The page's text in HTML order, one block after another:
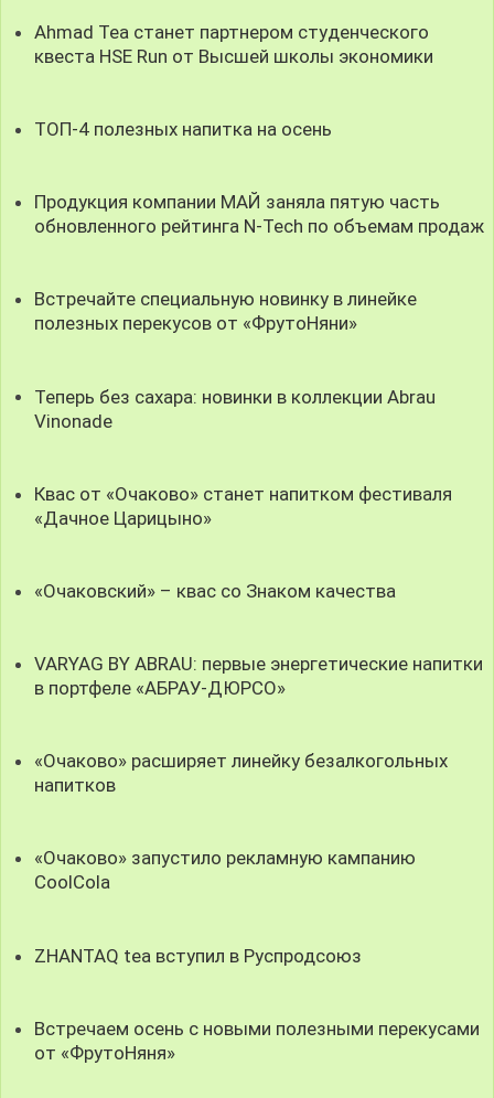
Ahmad Tea станет партнером студенческого
квеста HSE Run от Высшей школы экономики
ТОП-4 полезных напитка на осень
Продукция компании МАЙ заняла пятую часть
обновленного рейтинга N-Tech по объемам продаж
Встречайте специальную новинку в линейке
полезных перекусов от «ФрутоНяни»
Теперь без сахара: новинки в коллекции Abrau
Vinonade
Квас от «Очаково» станет напитком фестиваля
«Дачное Царицыно»
«Очаковский» – квас со Знаком качества
VARYAG BY ABRAU: первые энергетические напитки
в портфеле «АБРАУ-ДЮРСО»
«Очаково» расширяет линейку безалкогольных
напитков
«Очаково» запустило рекламную кампанию
CoolCola
ZHANTAQ tea вступил в Руспродсоюз
Встречаем осень с новыми полезными перекусами
от «ФрутоНяня»